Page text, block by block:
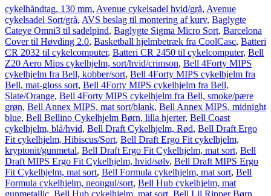
cykelhåndtag, 130 mm, Avenue cykelsadel hvid/grå, Avenue
cykelsadel Sort/grå, AVS beslag til montering af kurv, Baglygte
Cateye Omni3 til sadelpind, Baglygte Sigma Micro Sort, Barcelona
Cover til Høvding 2.0, Basketball hjelmbetræk fra CoolCasc, Batteri
CR 2032 til cykelcomputer, Batteri CR 2450 til cykelcomputer, Bell
Z20 Aero Mips cykelhjelm, sort/hvid/crimson, Bell 4Forty MIPS
cykelhjelm fra Bell, kobber/sort, Bell 4Forty MIPS cykelhjelm fra
Bell, mat-gloss sort, Bell 4Forty MIPS cykelhjelm fra Bell,
Slate/Orange, Bell 4Forty MIPS cykelhjelm fra Bell, smoke/pære
grøn, Bell Annex MIPS, mat sort/blank, Bell Annex MIPS, midnight
blue, Bell Bellino Cykelhjelm Børn, lilla hjerter, Bell Coast
cykelhjelm, blå/hvid, Bell Draft Cykelhjelm, Rød, Bell Draft Ergo
Fit cykelhjelm, Hibiscus/Sort, Bell Draft Ergo Fit cykelhjelm,
kryptonit/gunmetal, Bell Draft Ergo Fit Cykelhjelm, mat sort, Bell
Draft MIPS Ergo Fit Cykelhjelm, hvid/sølv, Bell Draft MIPS Ergo
Fit Cykelhjelm, mat sort, Bell Formula cykelhjelm, mat sort, Bell
Formula cykelhjelm, neongul/sort, Bell Hub cykelhjelm, mat
gunmetallic, Bell Hub cykelhjelm, mat sort, Bell Lil Ripper Børn,